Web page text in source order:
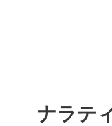
ナラテ